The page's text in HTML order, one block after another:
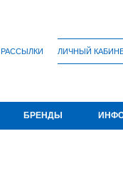
РАССЫЛКИ ЛИЧНЫЙ
БРЕНДЫ